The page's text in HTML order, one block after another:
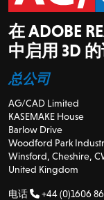
在 ADOBE
中启用 3D
总公司
AG/CAD Limited
KASEMAKE House
Barlow Drive
Woodford Park
Winsford, Cheshire,
United Kingdom
电话
+44 (0)1606